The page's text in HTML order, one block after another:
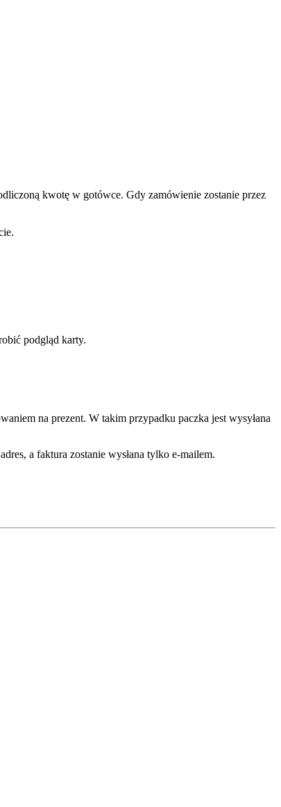
kwotę w gotówce. Gdy zamówienie zostanie przez
podgląd karty.
na prezent. W takim przypadku paczka jest wysyłana
a faktura zostanie wysłana tylko e-mailem.